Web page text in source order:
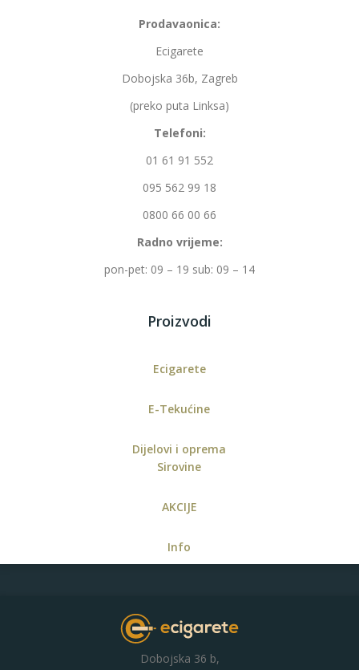
Proizvodi
Ecigarete
E-Tekućine
Dijelovi i oprema
Sirovine
AKCIJE
Info
Prodavaonica:
Ecigarete
Dobojska 36b, Zagreb
(preko puta Linksa)
Telefoni:
01 61 91 552
095 562 99 18
0800 66 00 66
Radno vrijeme:
pon-pet: 09 – 19 sub: 09 – 14
Dobojska 36 b,